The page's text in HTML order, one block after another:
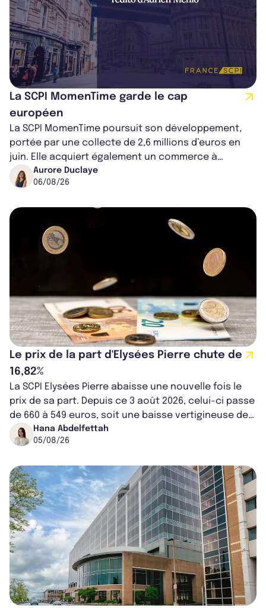
La SCPI MomenTime garde le cap
européen
La SCPI MomenTime poursuit son développement,
portée par une collecte de 2,6 millions d’euros en
juin. Elle acquiert également un commerce à
Worcester, place une plateforme logisti...
Aurore Duclaye
06/08/26
Le prix de la part d'Elysées Pierre chute de
16,82%
La SCPI Elysées Pierre abaisse une nouvelle fois le
prix de sa part. Depuis ce 3 août 2026, celui-ci passe
de 660 à 549 euros, soit une baisse vertigineuse de
16,82%. Cette nouvell...
Hana Abdelfettah
05/08/26